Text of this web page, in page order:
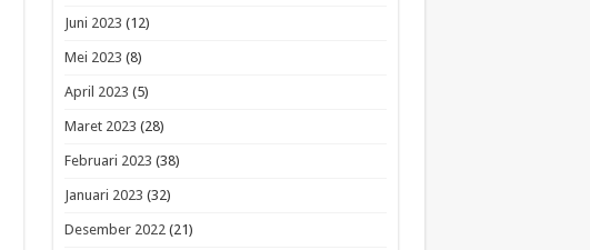
Juni 2023 (12)
Mei 2023 (8)
April 2023 (5)
Maret 2023 (28)
Februari 2023 (38)
Januari 2023 (32)
Desember 2022(21)